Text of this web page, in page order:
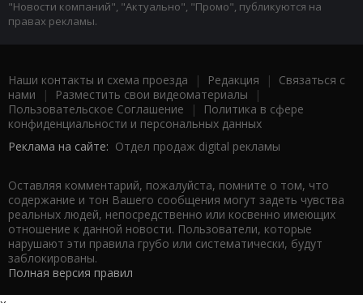
"Новости компаний", "Актуально", "Промо", публикуются на
правах рекламы.
Наши контакты и схема проезда | Редакция | Связаться с
нами | Разместить свои видеоматериалы |
Пользовательское Соглашение |
Политика в сфере
конфиденциальности и персональных данных
Реклама на сайте: Отдел продаж digital рекламы
Оставляя комментарий, пожалуйста, помните о том, что
содержание и тон Вашего сообщения могут задеть чувства
реальных людей, непосредственно или косвенно имеющих
отношение к данной новости. Пользователи, которые
нарушают эти правила грубо или систематически, будут
заблокированы.
Полная версия правил